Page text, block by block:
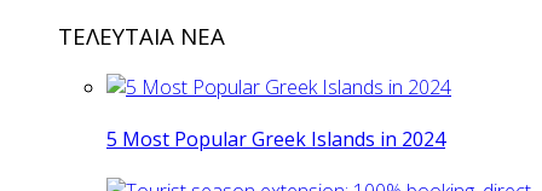
ΤΕΛΕΥΤΑΙΑ ΝΕΑ
5 Most Popular Greek Islands in 2024